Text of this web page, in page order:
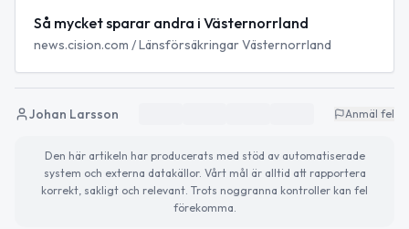
Så mycket sparar andra i Västernorrland
news.cision.com / Länsförsäkringar Västernorrland
Johan Larsson Anmäl fel
Den här artikeln har producerats med stöd av automatiserade
system och externa datakällor. Vårt mål är alltid att rapportera
korrekt, sakligt och relevant. Trots noggranna kontroller kan fel
förekomma.